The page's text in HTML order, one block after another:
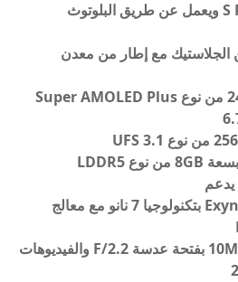
-الهاتف يدعم القلم الـ S Pen ويعمل عن طريق البلوتوث
الجلاستيك مع إطار من معدن
من نوع Super AMOLED Plus
بسعة 8GB من نوع LDDR5
يدعم
من نوع Exynos 990 بتكنولوجيا 7 نانو مع معالج
الفيديوهات